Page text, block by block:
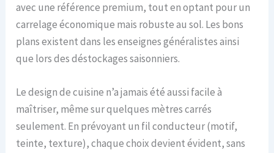
avec une référence premium, tout en optant pour un
carrelage économique mais robuste au sol. Les bons
plans existent dans les enseignes généralistes ainsi
que lors des déstockages saisonniers.
Le design de cuisine n’a jamais été aussi facile à
maîtriser, même sur quelques mètres carrés
seulement. En prévoyant un fil conducteur (motif,
teinte, texture), chaque choix devient évident, sans